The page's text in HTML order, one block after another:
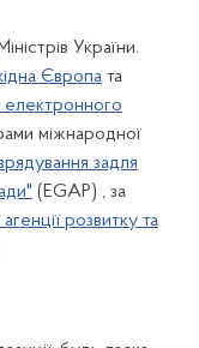
України.
Європа та
електронного
міжнародної
задля
(EGAP) , за
розвитку та